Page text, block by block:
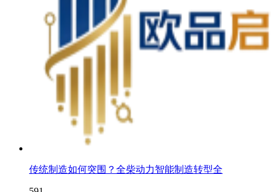
传统制造如何突围？全柴动力智能制造转型全